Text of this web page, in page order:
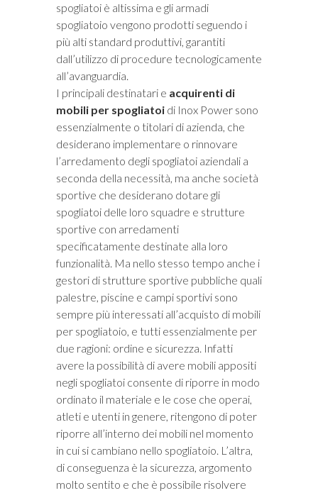
spogliatoi è altissima e gli armadi
spogliatoio vengono prodotti seguendo i
più alti standard produttivi, garantiti
dall’utilizzo di procedure tecnologicamente
all’avanguardia.
I principali destinatari e acquirenti di
mobili per spogliatoi di Inox Power sono
essenzialmente o titolari di azienda, che
desiderano implementare o rinnovare
l’arredamento degli spogliatoi aziendali a
seconda della necessità, ma anche società
sportive che desiderano dotare gli
spogliatoi delle loro squadre e strutture
sportive con arredamenti
specificatamente destinate alla loro
funzionalità. Ma nello stesso tempo anche i
gestori di strutture sportive pubbliche quali
palestre, piscine e campi sportivi sono
sempre più interessati all’acquisto di mobili
per spogliatoio, e tutti essenzialmente per
due ragioni: ordine e sicurezza. Infatti
avere la possibilità di avere mobili appositi
negli spogliatoi consente di riporre in modo
ordinato il materiale e le cose che operai,
atleti e utenti in genere, ritengono di poter
riporre all’interno dei mobili nel momento
in cui si cambiano nello spogliatoio. L’altra,
di conseguenza è la sicurezza, argomento
molto sentito e che è possibile risolvere